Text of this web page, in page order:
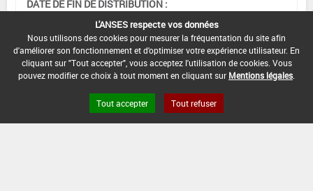
DATE DE FIN DE DISTRIBUTION :
DATE DE FIN D'UTILISATION :
-
L'ANSES respecte vos données
Nous utilisons des cookies pour mesurer la fréquentation du site afin
d'améliorer son fonctionnement et d'optimiser votre expérience utilisateur. En
cliquant sur "Tout accepter", vous acceptez l'utilisation de cookies. Vous
pouvez modifier ce choix à tout moment en cliquant sur Mentions légales
Tout accepter Tout refuser